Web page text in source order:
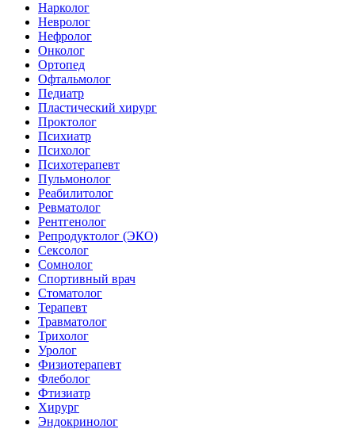
Нарколог
Невролог
Нефролог
Онколог
Ортопед
Офтальмолог
Педиатр
Пластический хирург
Проктолог
Психиатр
Психолог
Психотерапевт
Пульмонолог
Реабилитолог
Ревматолог
Рентгенолог
Репродуктолог (ЭКО)
Сексолог
Сомнолог
Спортивный врач
Стоматолог
Терапевт
Травматолог
Трихолог
Уролог
Физиотерапевт
Флеболог
Фтизиатр
Хирург
Эндокринолог